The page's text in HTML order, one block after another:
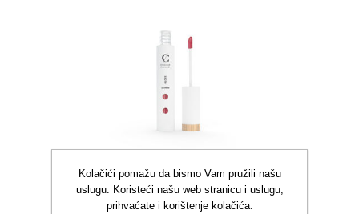
Kolačići pomažu da bismo Vam pružili našu
uslugu. Koristeći našu web stranicu i uslugu,
prihvaćate i korištenje kolačića.